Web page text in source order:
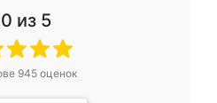
из 5
945оценок